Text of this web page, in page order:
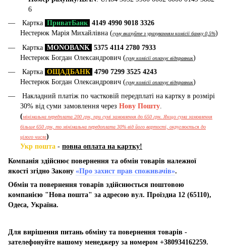
6
Картка ПриватБанк 4149 4990 9018 3326
Нестерюк Марія Михайлівна (суму вказуйте з урахуванням комісії банку 0,5%)
Картка MONOBANK 5375 4114 2780 7933
Нестерюк Богдан Олександрович (суму комісії оплачує відправник)
Картка ОЩАДБАНК 4790 7299 3525 4243
Нестерюк Богдан Олександрович (суму комісії оплачує відправник)
Накладний платіж по частковій передплаті на картку в розмірі
30% від суми замовлення через Нову Пошту.
(мінімальна передплата 200 грн, при сумі замовлення до 650 грн. Якщо сума замовлення
більше 650 грн, то мінімальна передоплата 30% від його вартості, округлюється до
цілого числа)
Укр пошта - повна оплата на картку!
Компанія здійснює повернення та обмін товарів належної
якості згідно Закону «Про захист прав споживачів».
Обмін та повернення товарів здійснюється поштовою
компанією "Нова пошта" за адресою вул. Проїздна 12 (65110),
Одеса, Україна.
Для вирішення питань обміну та повернення товарів -
зателефонуйте нашому менеджеру за номером +380934162259.